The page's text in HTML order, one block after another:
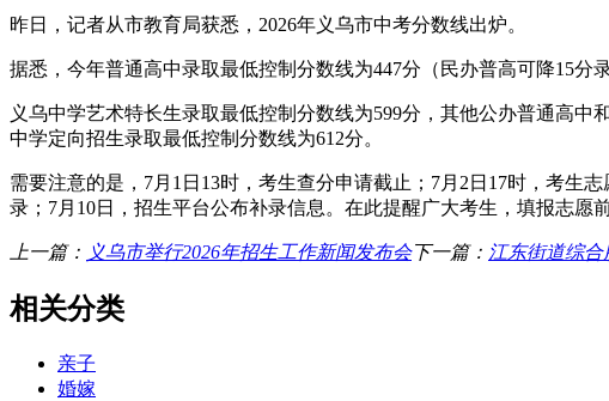
昨日，记者从市教育局获悉，2026年义乌市中考分数线出炉。
据悉，今年普通高中录取最低控制分数线为447分（民办普高可降15分
义乌中学艺术特长生录取最低控制分数线为599分，其他公办普通高
中学定向招生录取最低控制分数线为612分。
需要注意的是，7月1日13时，考生查分申请截止；7月2日17时，考生
录；7月10日，招生平台公布补录信息。在此提醒广大考生，填报志愿
上一篇： 义乌市举行2026年招生工作新闻发布会下一篇： 江东街道综
相关分类
亲子
婚嫁